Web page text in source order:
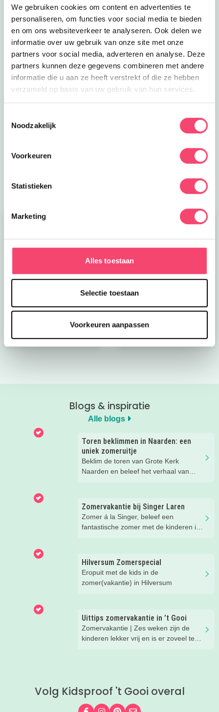
We gebruiken cookies om content en advertenties te
personaliseren, om functies voor social media te bieden
en om ons websiteverkeer te analyseren. Ook delen we
informatie over uw gebruik van onze site met onze
partners voor social media, adverteren en analyse. Deze
partners kunnen deze gegevens combineren met andere
informatie die u aan ze heeft verstrekt of die ze hebben
verzameld op basis van uw gebruik van hun services.
Noodzakelijk
Voorkeuren
Statistieken
Marketing
Alles toestaan
Selectie toestaan
Voorkeuren aanpassen
Hilversum Zomerspecial
gaan. In Hilversum en omgeving vind je volop leuke
activiteiten voor gezinnen. Van natuuravonturen en
bijzondere evenementen.
zomerboeken voor
kinderen!
Blogs & inspiratie
Alle blogs
Toren beklimmen in Naarden: een
uniek zomeruitje
Beklim de toren van Grote Kerk
Naarden en beleef het verhaal van
Zomervakantie bij Singer Laren
Zomer á la Singer, beleef een
fantastische zomer met de kinderen in
Hilversum Zomerspecial
Eropuit met de kids in de
zomer(vakantie) in Hilversum
Uittips zomervakantie in ’t Gooi
Zomervakantie | Zes weken zijn de
kinderen lekker vrij en is er zoveel te
Volg Kidsproof 't Gooi overal